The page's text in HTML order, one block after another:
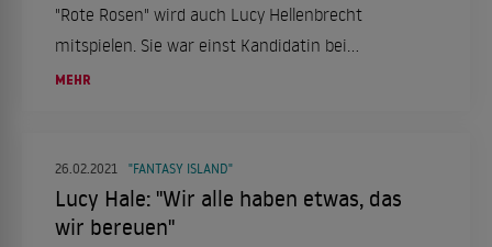
"Rote Rosen" wird auch Lucy Hellenbrecht
mitspielen. Sie war einst Kandidatin bei
"Germany's next Topmodel".
MEHR
26.02.2021 "FANTASY ISLAND"
Lucy Hale: "Wir alle haben etwas, das
wir bereuen"